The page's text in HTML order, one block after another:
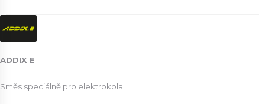
ADDIX E
Směs speciálně pro elektrokola